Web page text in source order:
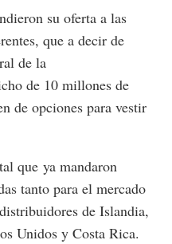
su oferta a las
que a decir de
de la
de 10 millones de
de opciones para vestir
que ya mandaron
tanto para el mercado
de Islandia,
Unidos y Costa Rica.